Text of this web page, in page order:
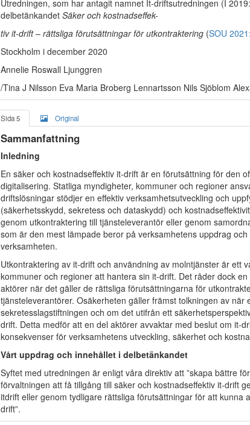
Utredningen, som har antagit namnet It-driftsutredningen (I
delbetänkandet Säker och kostnadseffek-
tiv it-drift – rättsliga förutsättningar för utkontraktering (SOU
Stockholm i december 2020
Annelie Roswall Ljunggren
/Tina J Nilsson Eva Maria Broberg Lennartsson Nils Sjöblom
Sida 5 Original
Sammanfattning
Inledning
En säker och kostnadseffektiv it-drift är en förutsättning för den
digitalisering. Statliga myndigheter, kommuner och regioner
driftslösningar stödjer en effektiv verksamhetsutveckling och
(säkerhetsskydd, sekretess och dataskydd) och
genom utkontraktering till tjänsteleverantör eller genom
som är den mest lämpade beror på verksamhetens uppdrag
verksamheten.
Utkontraktering av it-drift och användning av molntjänster är ett
kommuner och regioner att hantera sin it-drift. Det råder dock
aktörer när det gäller de rättsliga förutsättningarna för
tjänsteleverantörer. Osäkerheten gäller främst tolkningen av när
sekretesslagstiftningen och om det utifrån ett
drift. Detta medför att en del aktörer avvaktar med beslut om it-
konsekvenser för verksamhetens utveckling, säkerhet och
Vårt uppdrag och innehållet i delbetänkandet
Syftet med utredningen är enligt våra direktiv att ”skapa bättre
förvaltningen att få tillgång till säker och kostnadseffektiv it-drift
itdrift eller genom tydligare rättsliga förutsättningar för att kunna
drift”.